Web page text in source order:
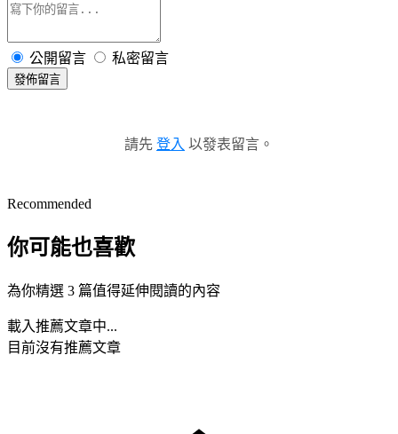
公開留言 私密留言
發佈留言
請先 登入 以發表留言。
Recommended
你可能也喜歡
為你精選 3 篇值得延伸閱讀的內容
載入推薦文章中...
目前沒有推薦文章